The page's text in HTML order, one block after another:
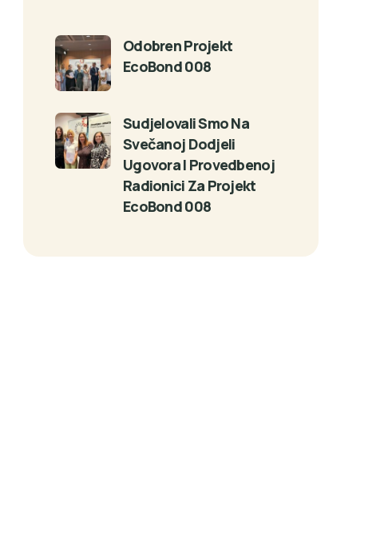
Odobren Projekt
EcoBond 008
Sudjelovali Smo Na
Svečanoj Dodjeli
Ugovora I Provedbenoj
Radionici Za Projekt
EcoBond 008